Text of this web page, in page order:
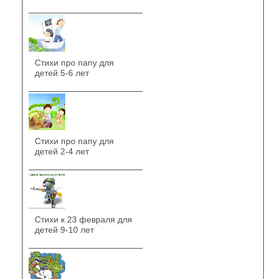
Стихи про папу для
детей 5-6 лет
Стихи про папу для
детей 2-4 лет
Стихи к 23 февраля для
детей 9-10 лет